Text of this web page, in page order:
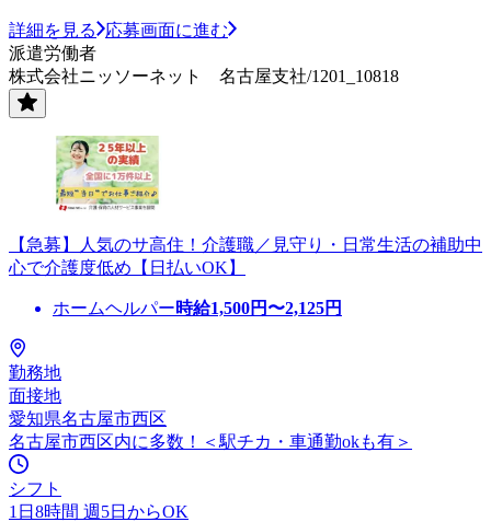
詳細を見る
応募画面に進む
派遣労働者
株式会社ニッソーネット 名古屋支社/1201_10818
【急募】人気のサ高住！介護職／見守り・日常生活の補助中
心で介護度低め【日払いOK】
ホームヘルパー時給1,500円〜2,125円
勤務地
面接地
愛知県名古屋市西区
名古屋市西区内に多数！＜駅チカ・車通勤okも有＞
シフト
1日8時間 週5日からOK